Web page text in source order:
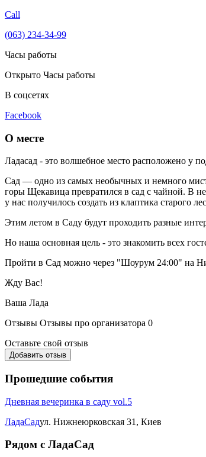
Call
(063) 234-34-99
Часы работы
Открыто Часы работы
В соцсетях
Facebook
О месте
Ладасад - это волшебное место расположено у
Сад — одно из самых необычных и немного
горы Щекавица превратился в сад с чайной. В
у нас получилось создать из клаптика старого
Этим летом в Саду будут проходить разные
Но наша основная цель - это знакомить всех
Пройти в Сад можно через "Шоурум 24:00" на
Жду Вас!
Ваша Лада
Отзывы Отзывы про организатора 0
Оставьте свой отзыв
Добавить отзыв
Прошедшие события
Дневная вечеринка в саду vol.5
ЛадаСадул. Нижнеюрковская 31, Киев
Рядом с ЛадаСад